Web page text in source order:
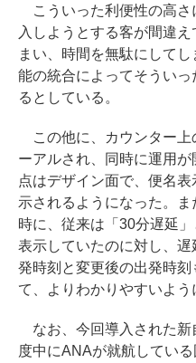
こういった利便性の高さ
入しようとする客が間違
まい、時間を無駄にして
能の統合によってそうい
るとしている。
この他に、カウンター上
ーアルされ、同時に運用
点はデザイン面で、便名
示されるようになった。
時に、従来は「30分遅延
表示していたのに対し、
発時刻と変更後の出発時
て、よりわかりやすいよう
なお、今回導入された新
度中にANAが就航してい